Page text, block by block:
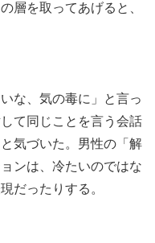
層を取ってあげると、
な、気の毒に」と言っ
て同じことを言う会話
気づいた。男性の「解
ンは、冷たいのではな
だったりする。